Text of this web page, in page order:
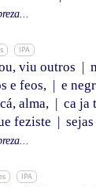
IPA
viu outros |
e feos, | e
alma, | ca ja
feziste |
IPA